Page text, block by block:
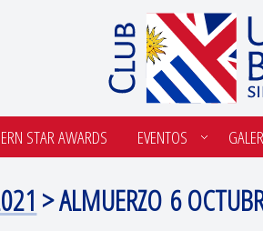
STAR AWARDS EVENTOS
> ALMUERZO 6